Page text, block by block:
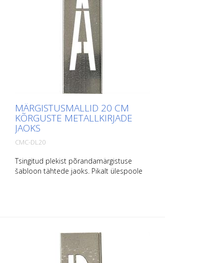
MÄRGISTUSMALLID 20 CM
KÕRGUSTE METALLKIRJADE
JAOKS
CMC-DL20
Tsingitud plekist põrandamärgistuse
šabloon tähtede jaoks. Pikalt ülespoole